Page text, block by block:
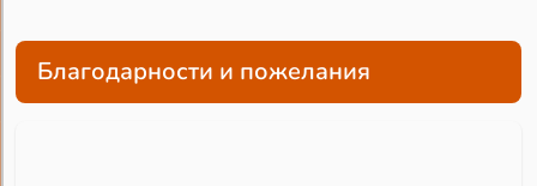
Благодарности и пожелания